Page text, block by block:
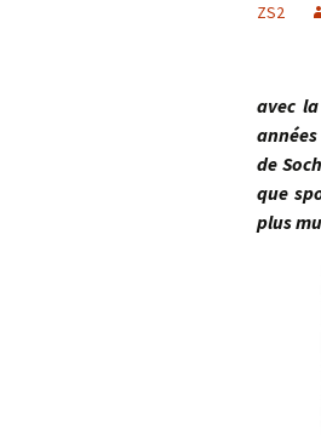
ZS2
Pour
avec
de
que
plus